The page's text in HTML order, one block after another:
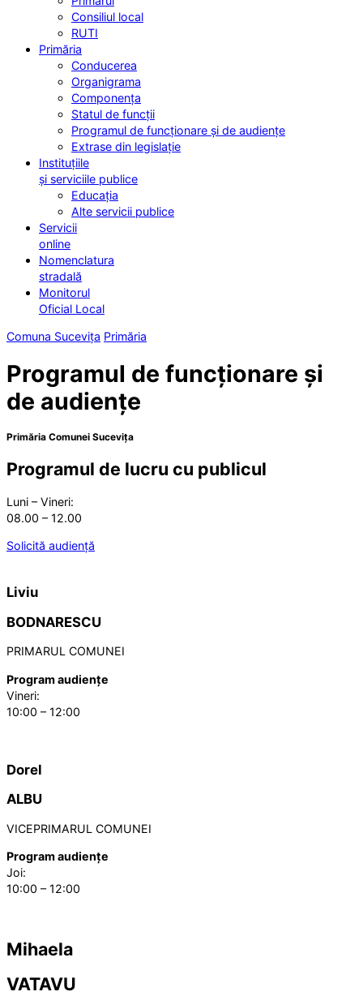
Consiliul local
RUTI
Primăria
Conducerea
Organigrama
Componența
Statul de funcții
Programul de funcționare și de audiențe
Extrase din legislație
Instituțiile
și serviciile publice
Educația
Alte servicii publice
Servicii
online
Nomenclatura
stradală
Monitorul
Oficial Local
Comuna Sucevița Primăria
Programul de funcționare și
de audiențe
Primăria Comunei Sucevița
Programul de lucru cu publicul
Luni – Vineri:
08.00 – 12.00
Solicită audiență
Liviu
BODNARESCU
PRIMARUL COMUNEI
Program audiențe
Vineri:
10:00 – 12:00
Dorel
ALBU
VICEPRIMARUL COMUNEI
Program audiențe
Joi:
10:00 – 12:00
Mihaela
VATAVU